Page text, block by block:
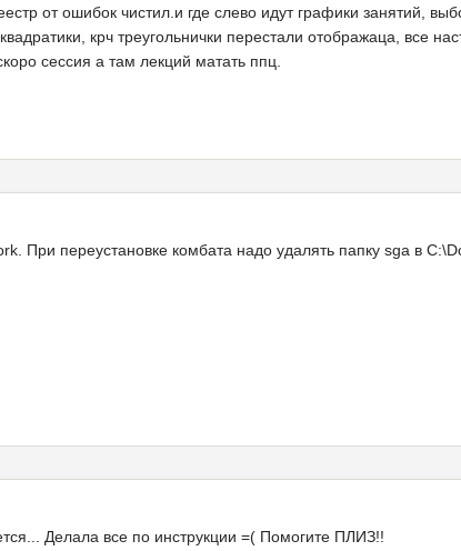
от ошибок чистил.и где слево идут графики занятий,
крч треугольнички перестали отображаца, все
сессия а там лекций матать ппц.
При переустановке комбата надо удалять папку sga в
Делала все по инструкции =( Помогите ПЛИЗ!!